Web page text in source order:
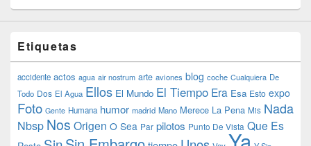
Etiquetas
accidente actos agua air nostrum arte aviones blog coche Cualquiera De
Todo Dos El Agua Ellos El Mundo El Tiempo Era Esa Esto expo
Foto Gente Humana humor madrid Mano Merece La Pena Mis Nada
Nbsp Nos Origen O Sea Par pilotos Punto De Vista Que Es